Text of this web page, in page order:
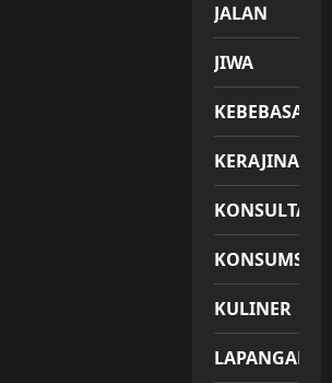
JALAN
JIWA
KEBEBASAN
KERAJINAN
KONSULTASI
KONSUMSI
KULINER
LAPANGAN